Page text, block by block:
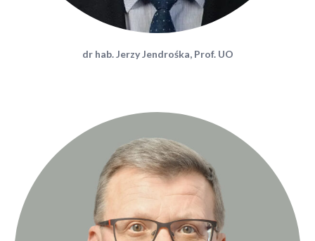
dr hab. Jerzy Jendrośka, Prof. UO